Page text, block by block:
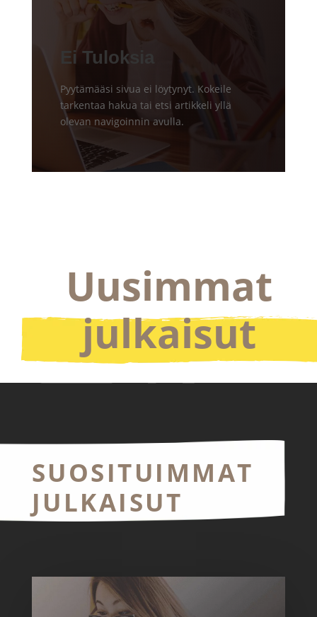
Ei Tuloksia
Pyytämääsi sivua ei löytynyt. Kokeile
tarkentaa hakua tai etsi artikkeli yllä
olevan navigoinnin avulla.
Uusimmat
julkaisut
SUOSITUIMMAT
JULKAISUT